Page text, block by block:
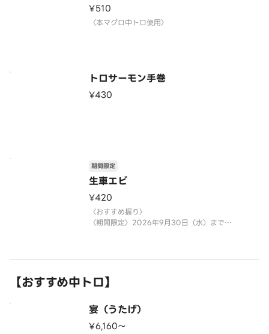
¥510
〈本マグロ中トロ使用〉
トロサーモン手巻
¥430
生車エビ
期間限定
¥420
〈おすすめ握り〉
〈期間限定〉2026年9月30日（水）まで
【おすすめ中トロ】
宴（うたげ）
¥6,160〜